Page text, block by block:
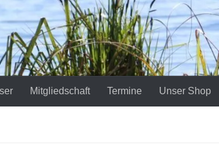
Mitgliedschaft Termine Unser Shop